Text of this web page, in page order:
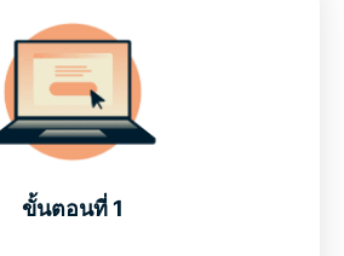
ฟรีเพื่อรับ ที่อยู่ IP บราซิลได้หรือ
เน็ตในบราซิล
จึงเป็น VPN ที่ดีที่สุดสำหรับ
ขั้นตอนที่ 1